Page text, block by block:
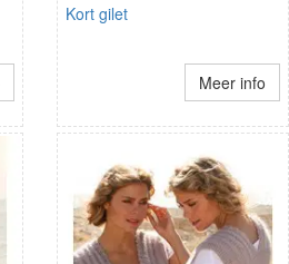
Kort gilet
Meer info